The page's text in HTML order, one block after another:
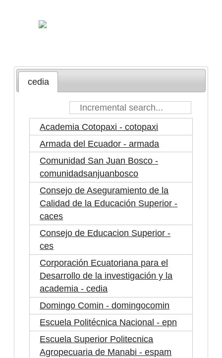
cedia
Academia Cotopaxi - cotopaxi
Armada del Ecuador - armada
Comunidad San Juan Bosco -
comunidadsanjuanbosco
Consejo de Aseguramiento de la
Calidad de la Educación Superior -
caces
Consejo de Educacion Superior -
ces
Corporación Ecuatoriana para el
Desarrollo de la investigación y la
academia - cedia
Domingo Comin - domingocomin
Escuela Politécnica Nacional - epn
Escuela Superior Politecnica
Agropecuaria de Manabi - espam